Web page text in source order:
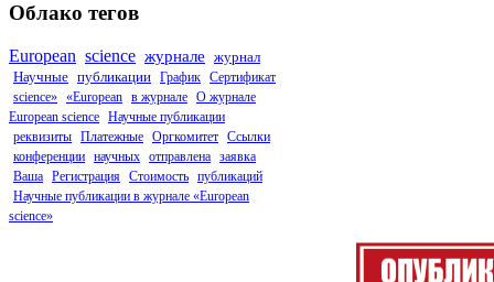
Облако тегов
European science журнале журнал
Научные публикации График Сертификат
science» «European в журнале О журнале
European science Научные публикации
реквизиты Платежные Оргкомитет Ссылки
конференции научных отправлена заявка
Ваша Регистрация Стоимость публикаций
Научные публикации в журнале «European
science»